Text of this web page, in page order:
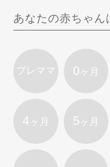
あなたの赤ちゃん
プレママ 0 ヶ月
4 ヶ月 5 ヶ月